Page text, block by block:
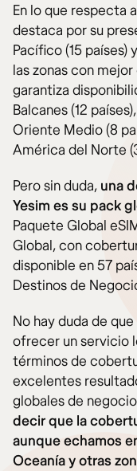
En lo que respecta
destaca por su
Pacífico (15 países)
las zonas con
garantiza
Balcanes (12
Oriente Medio (8
América del Norte
Pero sin duda, una
Yesim es su pack
Paquete Global
Global, con
disponible en 57
Destinos de
No hay duda de
ofrecer un servicio
términos de
excelentes
globales de
decir que la
aunque echamos
Oceanía y otras